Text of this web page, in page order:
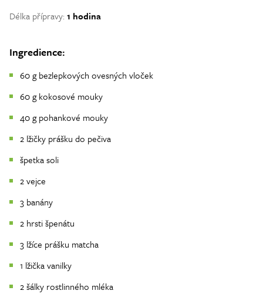
Délka přípravy: 1 hodina
Ingredience:
60 g bezlepkových ovesných vloček
60 g kokosové mouky
40 g pohankové mouky
2 lžičky prášku do pečiva
špetka soli
2 vejce
3 banány
2 hrsti špenátu
3 lžíce prášku matcha
1 lžička vanilky
2 šálky rostlinného mléka